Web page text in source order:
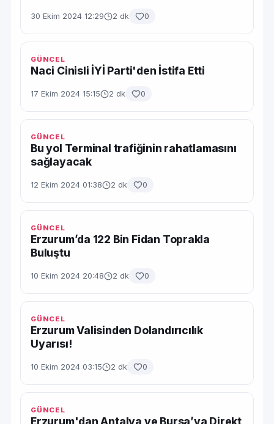
30 Ekim 2024 12:29 2 dk 0
GÜNCEL
Naci Cinisli İYİ Parti'den İstifa Etti
17 Ekim 2024 15:15 2 dk 0
GÜNCEL
Bu yol Terminal trafiğinin rahatlamasını
sağlayacak
12 Ekim 2024 01:38 2 dk 0
GÜNCEL
Erzurum’da 122 Bin Fidan Toprakla
Buluştu
10 Ekim 2024 20:48 2 dk 0
GÜNCEL
Erzurum Valisinden Dolandırıcılık
Uyarısı!
10 Ekim 2024 03:15 2 dk 0
GÜNCEL
Erzurum'dan Antalya ve Bursa’ya Direkt